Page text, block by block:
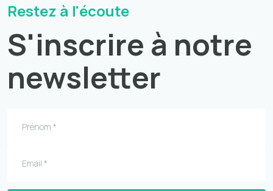
Restez à l'écoute
S'inscrire à notre
newsletter